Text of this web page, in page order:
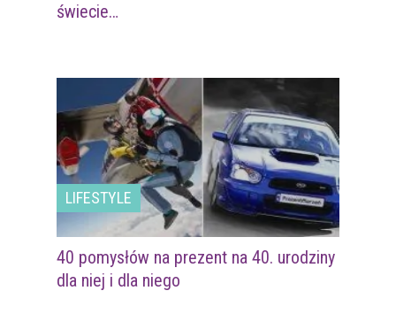
świecie…
LIFESTYLE
40 pomysłów na prezent na 40. urodziny
dla niej i dla niego